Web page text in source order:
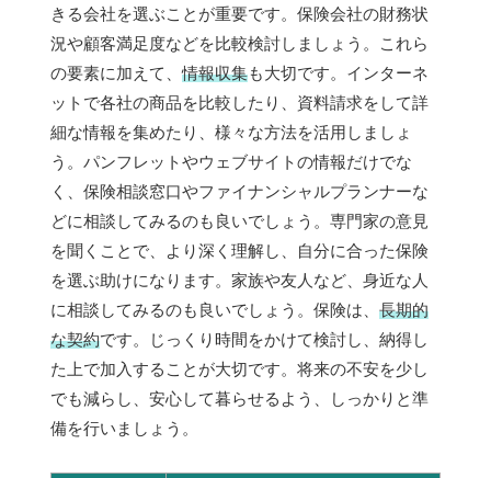
きる会社を選ぶことが重要です。保険会社の財務状
況や顧客満足度などを比較検討しましょう。これら
の要素に加えて、情報収集も大切です。インターネ
ットで各社の商品を比較したり、資料請求をして詳
細な情報を集めたり、様々な方法を活用しましょ
う。パンフレットやウェブサイトの情報だけでな
く、保険相談窓口やファイナンシャルプランナーな
どに相談してみるのも良いでしょう。専門家の意見
を聞くことで、より深く理解し、自分に合った保険
を選ぶ助けになります。家族や友人など、身近な人
に相談してみるのも良いでしょう。保険は、 長期的
な契約です。じっくり時間をかけて検討し、納得し
た上で加入することが大切です。将来の不安を少し
でも減らし、安心して暮らせるよう、しっかりと準
備を行いましょう。